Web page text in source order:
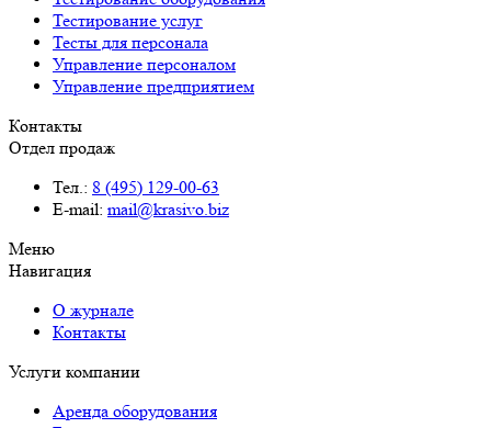
Тестирование услуг
Тесты для персонала
Управление персоналом
Управление предприятием
Контакты
Отдел продаж
Тел.: 8 (495) 129-00-63
E-mail: mail@krasivo.biz
Меню
Навигация
О журнале
Контакты
Услуги компании
Аренда оборудования